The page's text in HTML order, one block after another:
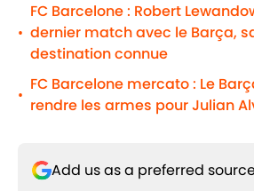
•
FC Barcelone : Robert
dernier match avec le Barça,
destination connue
•
FC Barcelone mercato : Le
rendre les armes pour Julian
Add us as a preferred